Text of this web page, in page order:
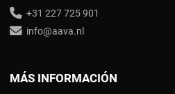
+31 227 725 901
info@aava.nl
MÁS INFORMACIÓN